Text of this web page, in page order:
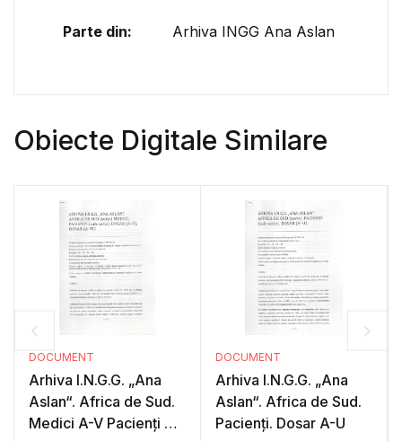
Parte din: Arhiva INGG Ana Aslan
Obiecte Digitale Similare
DOCUMENT
Arhiva I.N.G.G. „Ana
Aslan“. Africa de Sud.
Medici A-V Pacienți A-
DOCUMENT
Arhiva I.N.G.G. „Ana
Aslan“. Africa de Sud.
Pacienți. Dosar A-U